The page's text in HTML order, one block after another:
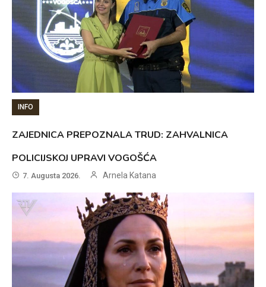
INFO
ZAJEDNICA PREPOZNALA TRUD: ZAHVALNICA
POLICIJSKOJ UPRAVI VOGOŠĆA
7. Augusta 2026. Arnela Katana